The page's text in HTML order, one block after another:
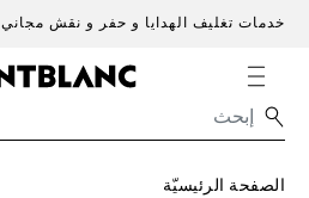
خدمات تغليف الهدايا و حفر و نقش مجاني
الصفحة الرئيسيّة